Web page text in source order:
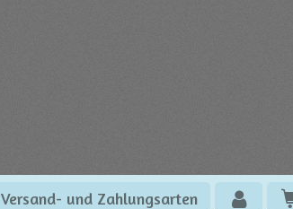
Versand- und Zahlungsarten